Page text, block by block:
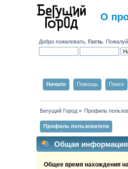
О
Добро пожаловать,Гость .
Начало Помощь Поиск
Бегущий Город» Профиль
Профиль пользователя
Общая информация
Общее время нахождения